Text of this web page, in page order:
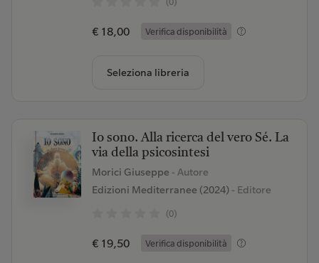
€ 18,00 Verifica disponibilità
Seleziona libreria
Io sono. Alla ricerca del vero Sé. La
via della psicosintesi
Morici Giuseppe - Autore
Edizioni Mediterranee (2024)- Editore
(0)
€ 19,50 Verifica disponibilità